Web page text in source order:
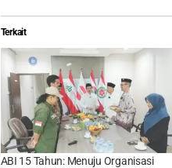
Terkait
ABI 15 Tahun: Menuju Organisasi